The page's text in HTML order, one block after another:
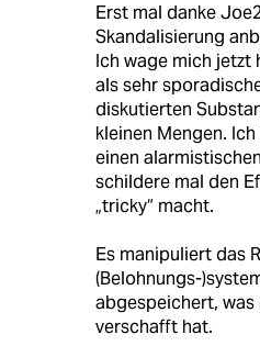
Erst mal danke
Skandalisierung
Ich wage mich jetzt
als sehr
diskutierten
kleinen Mengen.
einen
schildere mal den
„tricky“ macht.
Es manipuliert das
(Belohnungs-
abgespeichert, was
verschafft hat.